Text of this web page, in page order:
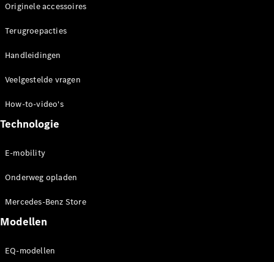
Design en
cars
mobiliteit
Duurzaamheid
Mercedes-
Benz
Nederland
Originele accessoires
Terugroepacties
Handleidingen
Veelgestelde vragen
How-to-video's
Technologie
E-mobility
Onderweg opladen
Mercedes-Benz Store
Modellen
EQ-modellen